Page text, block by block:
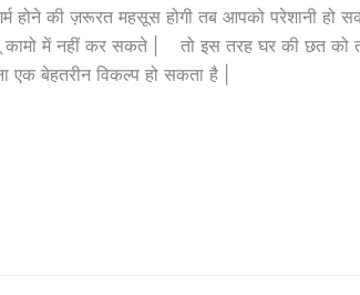
होने की ज़रूरत महसूस होगी तब आपको परेशानी हो
कामो में नहीं कर सकते | तो इस तरह घर की छत को
बेहतरीन विकल्प हो सकता है |